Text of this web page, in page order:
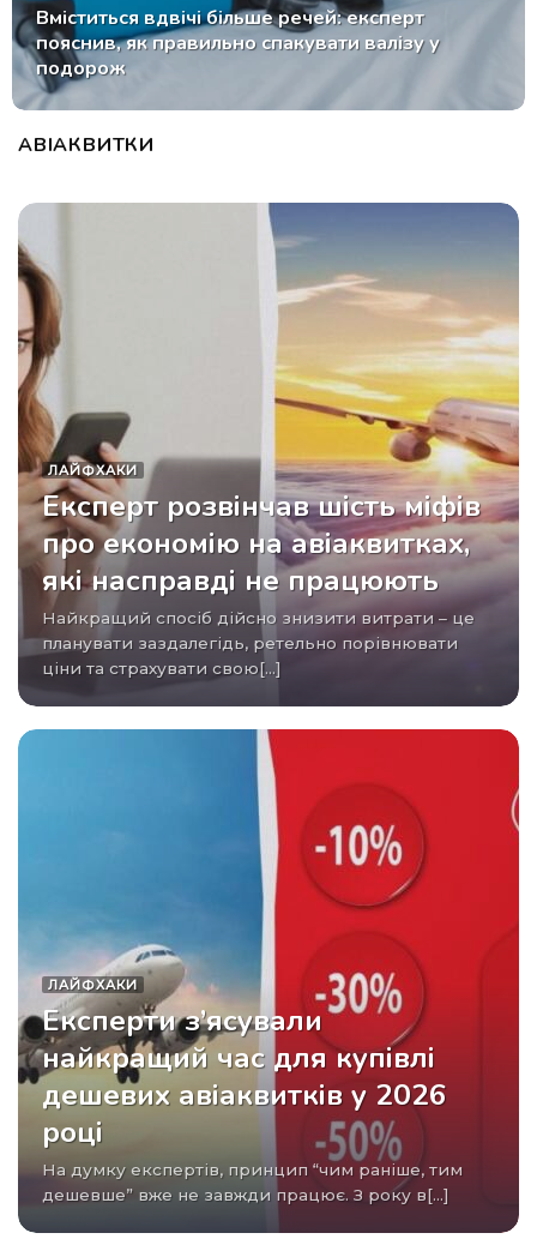
Як безпечно і цікаво подорожувати соло: 15
порад від експертів Lonely Planet
АВІАКВИТКИ
ЛАЙФХАКИ
Експерт розвінчав шість міфів
про економію на авіаквитках,
які насправді не працюють
Найкращий спосіб дійсно знизити витрати – це
планувати заздалегідь, ретельно порівнювати
ціни та страхувати свою[...]
ЛАЙФХАКИ
Експерти з’ясували
найкращий час для купівлі
дешевих авіаквитків у 2026
році
На думку експертів, принцип “чим раніше, тим
дешевше” вже не завжди працює. З року в[...]